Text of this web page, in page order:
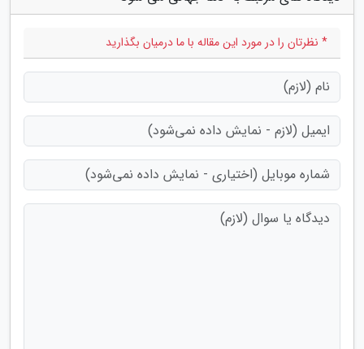
* نظرتان را در مورد این مقاله با ما درمیان بگذارید